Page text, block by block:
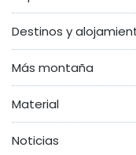
Destinos y
Más montaña
Material
Noticias